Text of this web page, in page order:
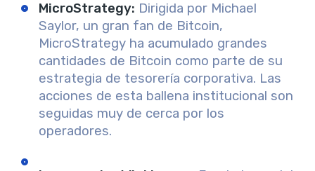
MicroStrategy: Dirigida por Michael
Saylor, un gran fan de Bitcoin,
MicroStrategy ha acumulado grandes
cantidades de Bitcoin como parte de su
estrategia de tesorería corporativa. Las
acciones de esta ballena institucional son
seguidas muy de cerca por los
operadores.